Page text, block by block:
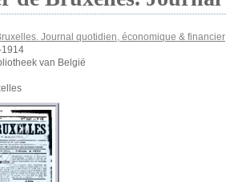
Journal quotidien, économique & financier
1914
van België